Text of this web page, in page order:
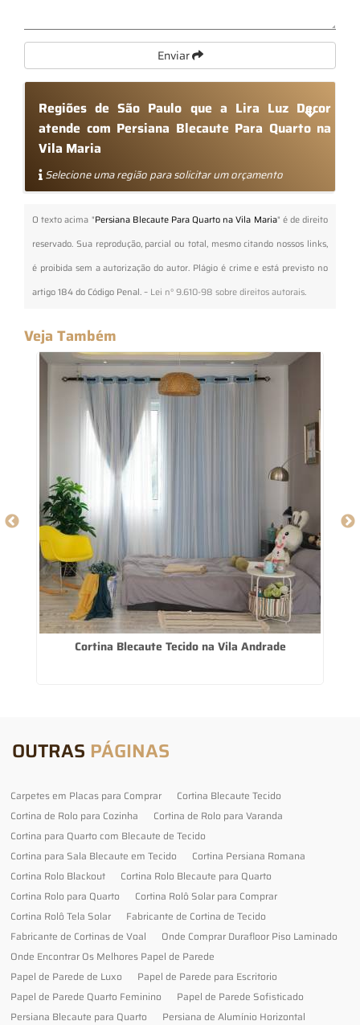
Enviar
Regiões de São Paulo que a Lira Luz Decor
atende com Persiana Blecaute Para Quarto na
Vila Maria
Selecione uma região para solicitar um orçamento
O texto acima "Persiana Blecaute Para Quarto na Vila Maria" é de direito
reservado. Sua reprodução, parcial ou total, mesmo citando nossos links,
é proibida sem a autorização do autor. Plágio é crime e está previsto no
artigo 184 do Código Penal. – Lei n° 9.610-98 sobre direitos autorais.
Veja Também
Cortina Blecaute Tecido na Vila Andrade
OUTRAS PÁGINAS
Carpetes em Placas para Comprar
Cortina Blecaute Tecido
Cortina de Rolo para Cozinha
Cortina de Rolo para Varanda
Cortina para Quarto com Blecaute de Tecido
Cortina para Sala Blecaute em Tecido
Cortina Persiana Romana
Cortina Rolo Blackout
Cortina Rolo Blecaute para Quarto
Cortina Rolo para Quarto
Cortina Rolô Solar para Comprar
Cortina Rolô Tela Solar
Fabricante de Cortina de Tecido
Fabricante de Cortinas de Voal
Onde Comprar Durafloor Piso Laminado
Onde Encontrar Os Melhores Papel de Parede
Papel de Parede de Luxo
Papel de Parede para Escritorio
Papel de Parede Quarto Feminino
Papel de Parede Sofisticado
Persiana Blecaute para Quarto
Persiana de Alumínio Horizontal